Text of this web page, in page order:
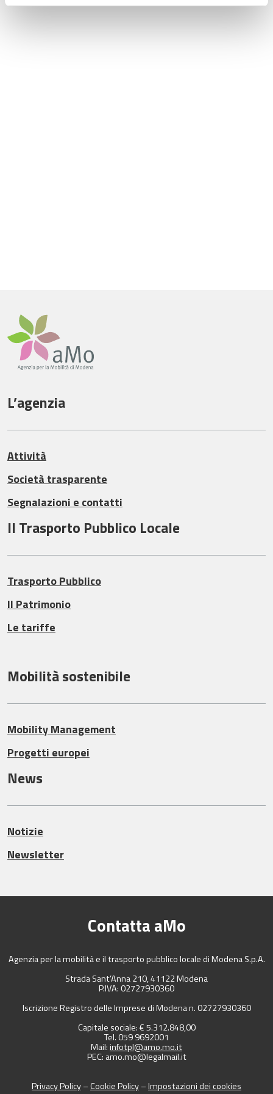
L’agenzia
Attività
Società trasparente
Segnalazioni e contatti
Il Trasporto Pubblico Locale
Trasporto Pubblico
Il Patrimonio
Le tariffe
Mobilità sostenibile
Mobility Management
Progetti europei
News
Notizie
Newsletter
Contatta aMo
Agenzia per la mobilità e il trasporto pubblico locale di Modena S.p.A.
Strada Sant’Anna 210, 41122 Modena
P.IVA: 02727930360
Iscrizione Registro delle Imprese di Modena n. 02727930360
Capitale sociale: € 5.312.848,00
Tel. 059 9692001
Mail:infotpl@amo.mo.it
PEC: amo.mo@legalmail.it
Privacy Policy–Cookie Policy–Impostazioni dei cookies